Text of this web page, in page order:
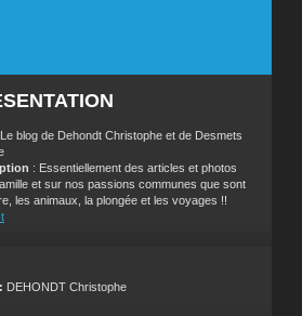
blog de Dehondt Christophe et de Desmets
: Essentiellement des articles et photos
et sur nos passions communes que sont
les animaux, la plongée et les voyages !!
DEHONDT Christophe